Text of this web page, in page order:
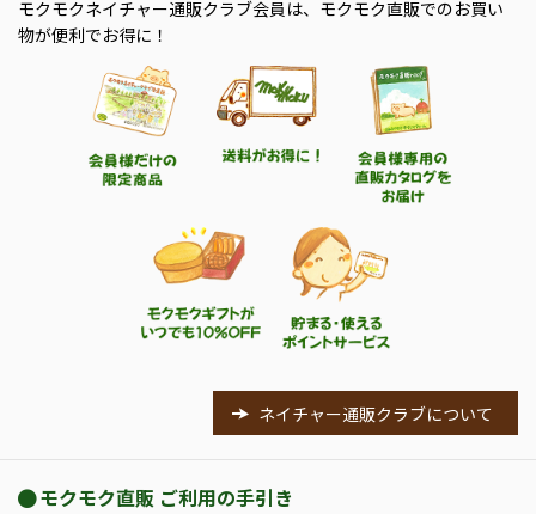
モクモクネイチャー通販クラブ会員は、モクモク直販でのお買い
物が便利でお得に！
ネイチャー通販クラブについて
モクモク直販 ご利用の手引き